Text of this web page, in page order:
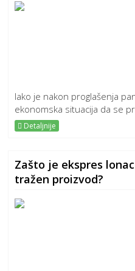
Iako je nakon proglašenja
ekonomska situacija da se
Detaljnije
Zašto je ekspres
tražen proizvod?